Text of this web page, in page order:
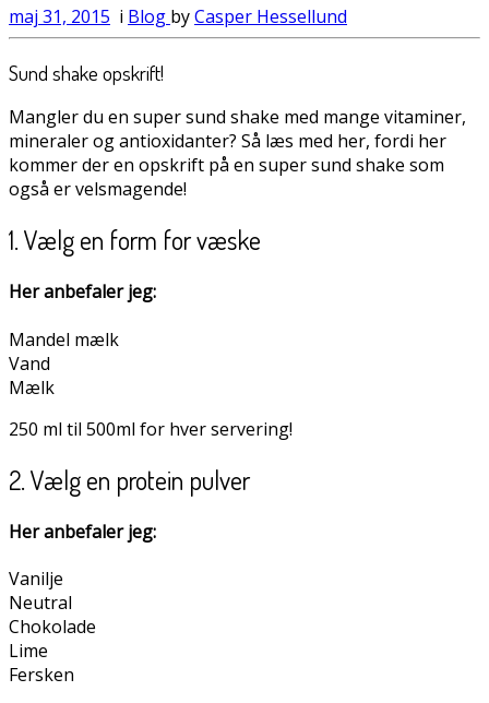
maj 31, 2015 i Blog byCasper Hessellund
Sund shake opskrift!
Mangler du en super sund shake med mange vitaminer,
mineraler og antioxidanter? Så læs med her, fordi her
kommer der en opskrift på en super sund shake som
også er velsmagende!
1. Vælg en form for væske
Her anbefaler jeg:
Mandel mælk
Vand
Mælk
250 ml til 500ml for hver servering!
2. Vælg en protein pulver
Her anbefaler jeg:
Vanilje
Neutral
Chokolade
Lime
Fersken